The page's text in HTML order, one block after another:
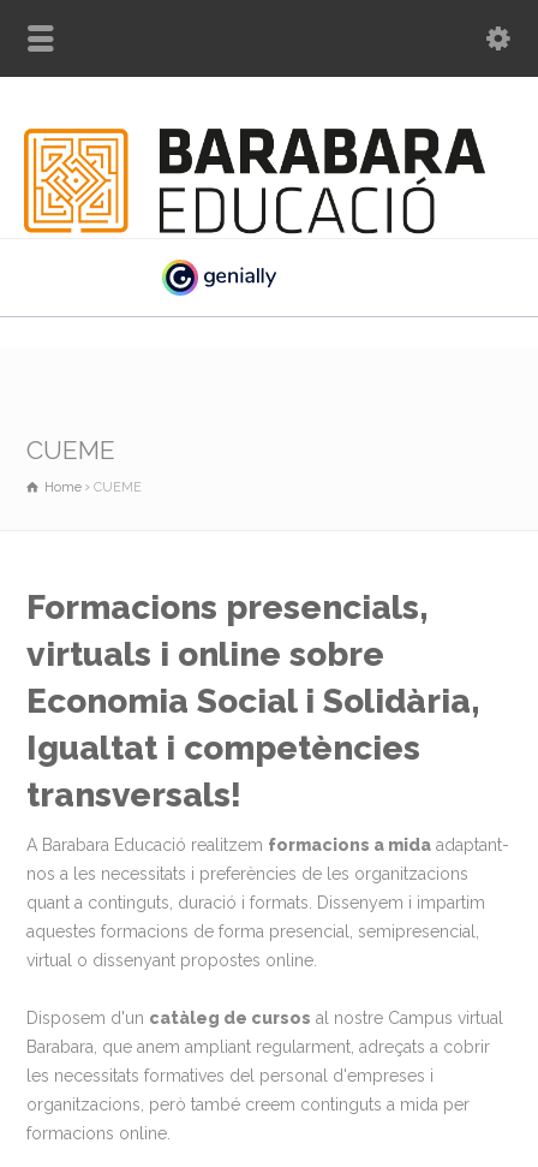
CUEME
Home CUEME
Formacions presencials,
virtuals i online sobre
Economia Social i Solidària,
Igualtat i competències
transversals!
A Barabara Educació realitzem formacions a mida adaptant-
nos a les necessitats i preferències de les organitzacions
quant a continguts, duració i formats. Dissenyem i impartim
aquestes formacions de forma presencial, semipresencial,
virtual o dissenyant propostes online.
Disposem d'un catàleg de cursos al nostre Campus virtual
Barabara, que anem ampliant regularment, adreçats a cobrir
les necessitats formatives del personal d'empreses i
organitzacions, però també creem continguts a mida per
formacions online.